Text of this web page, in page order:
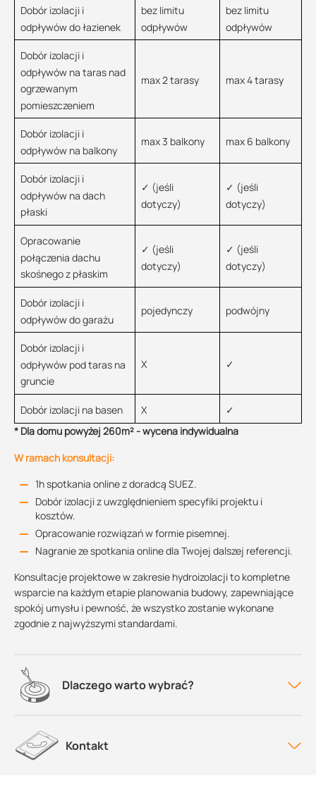
Dobór izolacji i
odpływów do łazienek
bez limitu
odpływów
bez limitu
odpływów
Dobór izolacji i
odpływów na taras nad
ogrzewanym
pomieszczeniem
max 2 tarasy max 4 tarasy
Dobór izolacji i
odpływów na balkony
max 3 balkony max 6 balkony
Dobór izolacji i
odpływów na dach
płaski
✓ (jeśli
dotyczy)
✓ (jeśli
dotyczy)
Opracowanie
połączenia dachu
skośnego z płaskim
✓ (jeśli
dotyczy)
✓ (jeśli
dotyczy)
Dobór izolacji i
odpływów do garażu
pojedynczy podwójny
Dobór izolacji i
odpływów pod taras na
gruncie
X ✓
Dobór izolacji na basen X
✓
* Dla domu powyżej 260m² - wycena indywidualna
W ramach konsultacji:
1h spotkania online z doradcą SUEZ.
Dobór izolacji z uwzględnieniem specyfiki projektu i
kosztów.
Opracowanie rozwiązań w formie pisemnej.
Nagranie ze spotkania online dla Twojej dalszej referencji.
Konsultacje projektowe w zakresie hydroizolacji to kompletne
wsparcie na każdym etapie planowania budowy, zapewniające
spokój umysłu i pewność, że wszystko zostanie wykonane
zgodnie z najwyższymi standardami.
Dlaczego warto wybrać?
Kontakt